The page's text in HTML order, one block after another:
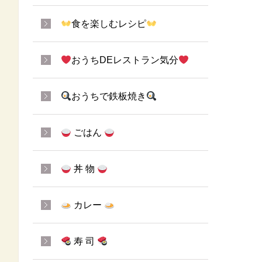
食を楽しむレシピ
おうちDEレストラン気分
おうちで鉄板焼き
ごはん
丼 物
カレー
寿 司